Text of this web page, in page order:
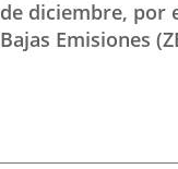
de diciembre, por
Bajas Emisiones